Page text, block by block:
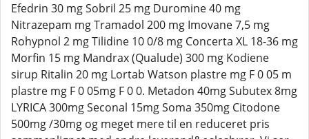
Efedrin 30 mg Sobril 25 mg Duromine 40 mg
Nitrazepam mg Tramadol 200 mg Imovane 7,5 mg
Rohypnol 2 mg Tilidine 10 0/8 mg Concerta XL 18-36 mg
Morfin 15 mg Mandrax (Qualude) 300 mg Kodiene
sirup Ritalin 20 mg Lortab Watson plastre mg F 0 05 m
plastre mg F 0 05mg F 0 0. Metadon 40mg Subutex 8mg
LYRICA 300mg Seconal 15mg Soma 350mg Citodone
500mg /30mg og meget mere til en reduceret pris